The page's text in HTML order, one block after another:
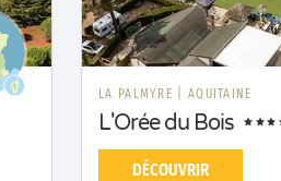
LA PALMYRE AQUITAINE
L'Orée du Bois
DÉCOUVRIR